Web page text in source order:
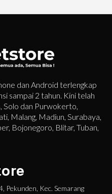
dan Android terlengkap
sampai 2 tahun. Kini telah
Solo dan Purwokerto,
Malang, Madiun, Surabaya,
Bojonegoro, Blitar, Tuban,
Pekunden, Kec. Semarang